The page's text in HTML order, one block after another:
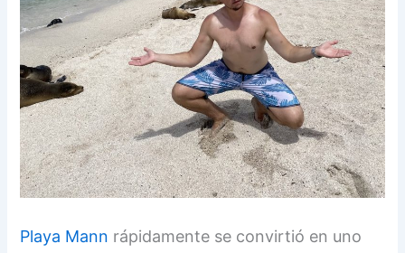
Playa Mann rápidamente se convirtió en uno